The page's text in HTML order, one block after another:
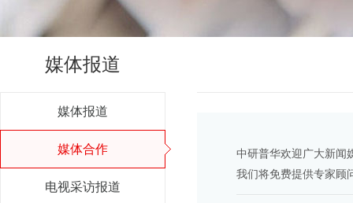
媒体报道
媒体报道
媒体合作
电视采访报道
中研普华欢迎广大新闻
我们将免费提供专家顾